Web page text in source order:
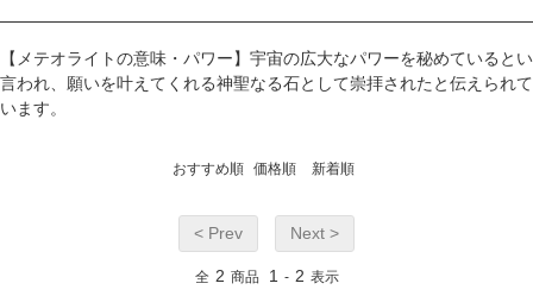
【メテオライトの意味・パワー】宇宙の広大なパワーを秘めているとい
言われ、願いを叶えてくれる神聖なる石として崇拝されたと伝えられて
います。
おすすめ順 価格順 新着順
< Prev Next >
全 2 商品 1 - 2 表示